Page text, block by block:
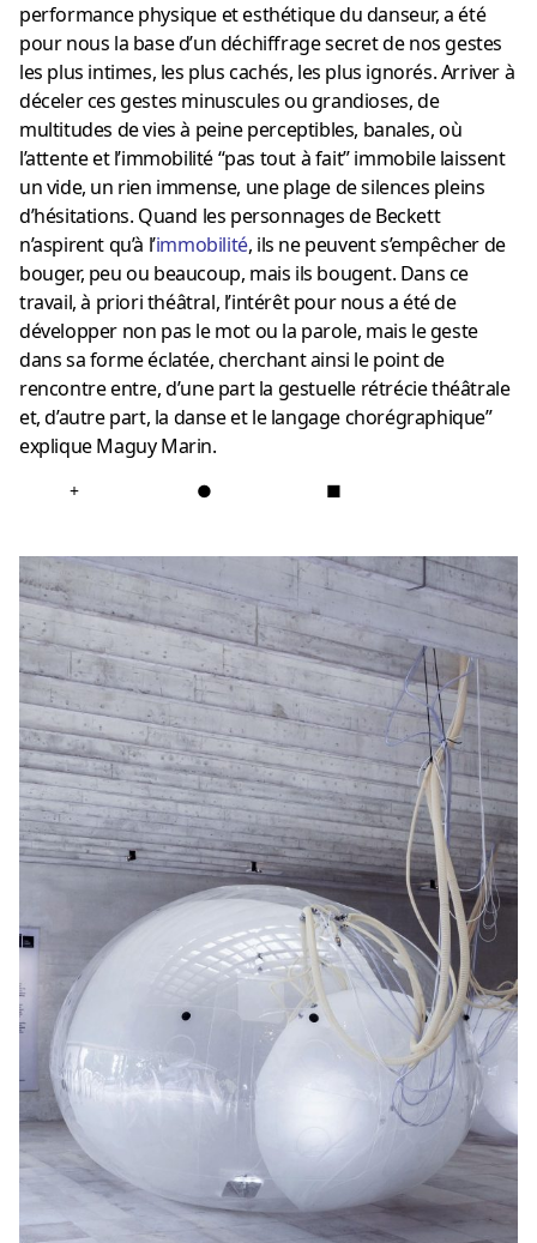
performance physique et esthétique du danseur, a été
pour nous la base d’un déchiffrage secret de nos gestes
les plus intimes, les plus cachés, les plus ignorés. Arriver à
déceler ces gestes minuscules ou grandioses, de
multitudes de vies à peine perceptibles, banales, où
l’attente et l’immobilité “pas tout à fait” immobile laissent
un vide, un rien immense, une plage de silences pleins
d’hésitations. Quand les personnages de Beckett
n’aspirent qu’à l’immobilité, ils ne peuvent s’empêcher de
bouger, peu ou beaucoup, mais ils bougent. Dans ce
travail, à priori théâtral, l’intérêt pour nous a été de
développer non pas le mot ou la parole, mais le geste
dans sa forme éclatée, cherchant ainsi le point de
rencontre entre, d’une part la gestuelle rétrécie théâtrale
et, d’autre part, la danse et le langage chorégraphique”
explique Maguy Marin.
+ ● ■